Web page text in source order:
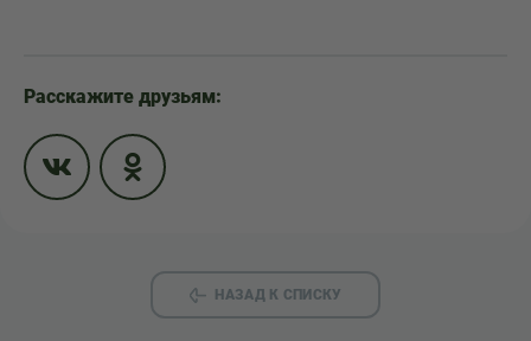
Расскажите друзьям:
НАЗАД К СПИСКУ